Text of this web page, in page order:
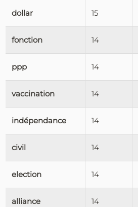
dollar 15
fonction 14
ppp 14
vaccination 14
indépendance 14
civil 14
election 14
alliance 14